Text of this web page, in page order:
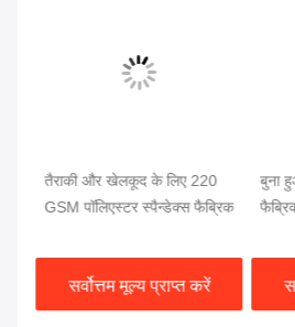
तैराकी और खेलकूद के लिए 220
GSM पॉलिएस्टर स्पैन्डेक्स फैब्रिक
सर्वोत्तम मूल्य प्राप्त करें
बुना